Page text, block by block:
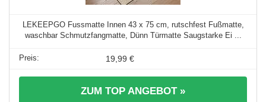
LEKEEPGO Fussmatte Innen 43 x 75 cm, rutschfest Fußmatte,
waschbar Schmutzfangmatte, Dünn Türmatte Saugstarke Ei ...
19,99 €
ZUM TOP ANGEBOT »